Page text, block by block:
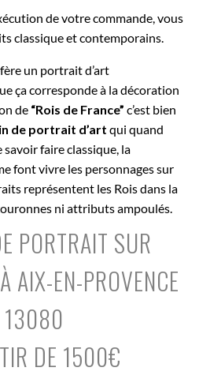
de votre commande, vous
classique et contemporains.
un portrait d’art
ça corresponde à la décoration
de “Rois de France” c’est bien
de portrait d’art qui quand
savoir faire classique, la
font vivre les personnages sur
représentent les Rois dans la
ni attributs ampoulés.
PORTRAIT SUR
AIX-EN-PROVENCE
13080
DE 1500€